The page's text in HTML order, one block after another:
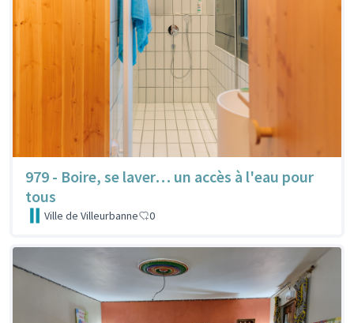
979 - Boire, se laver… un accès à l'eau pour
tous
Ville de Villeurbanne 0